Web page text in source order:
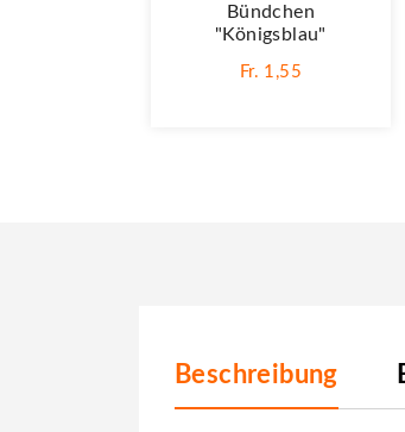
Bündchen
"königsblau"
Fr. 1,55
Beschreibung